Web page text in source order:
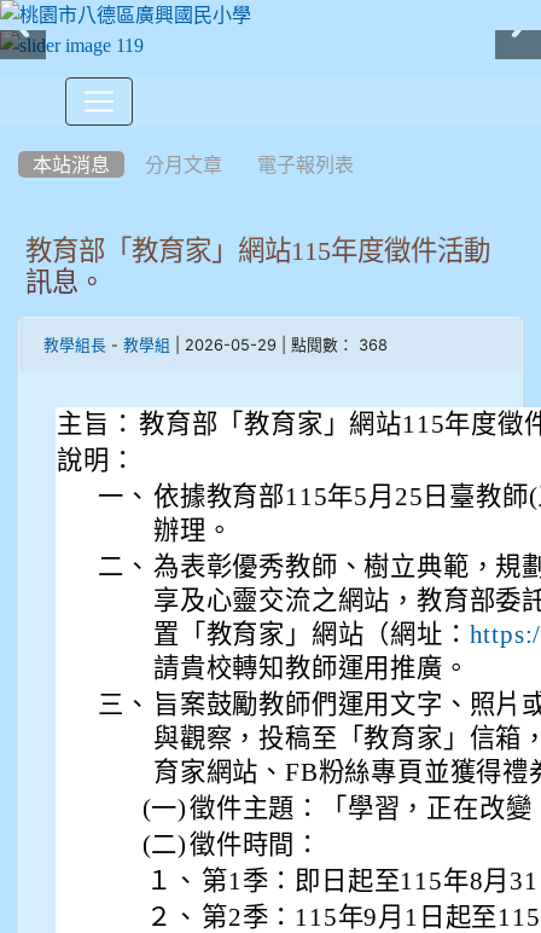
本站消息 分月文章 電子報列表
教育部「教育家」網站115年度徵件活動
訊息。
教學組長 - 教學組 | 2026-05-29 | 點閱數： 368
主旨： 教育部「教育家」網站115年度徵
說明：
一、 依據教育部115年5月25日臺教師
辦理。
二、 為表彰優秀教師、樹立典範，規
享及心靈交流之網站，教育部委
置「教育家」網站（網址：
請貴校轉知教師運用推廣。
三、 旨案鼓勵教師們運用文字、照片
與觀察，投稿至「教育家」信箱
育家網站、FB粉絲專頁並獲得禮
(一)徵件主題：「學習，正在改
(二)徵件時間：
１、 第1季：即日起至115年8月
２、 第2季：115年9月1日起至